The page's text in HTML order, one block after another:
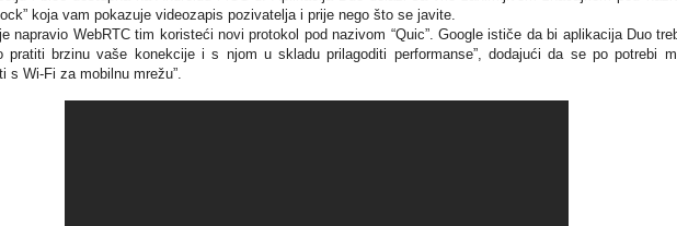
koja vam pokazuje videozapis pozivatelja i prije nego što se javite.
napravio WebRTC tim koristeći novi protokol pod nazivom “Quic”. Google ističe da bi aplikacija Duo
pratiti brzinu vaše konekcije i s njom u skladu prilagoditi performanse”, dodajući da se po potrebi
s Wi-Fi za mobilnu mrežu”.